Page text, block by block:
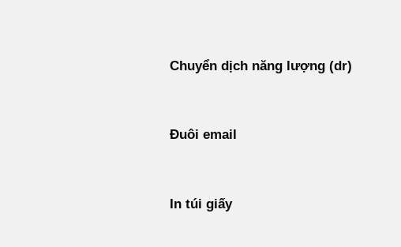
Chuyển dịch năng lượng (dr)
Đuôi email
In túi giấy